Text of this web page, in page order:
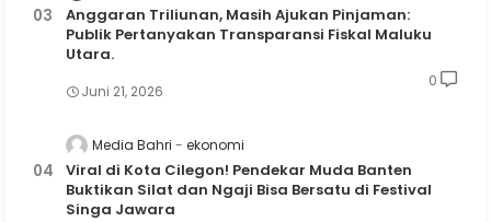
Anggaran Triliunan, Masih Ajukan Pinjaman:
Publik Pertanyakan Transparansi Fiskal Maluku
Utara.
Juni 21, 2026
0
Media Bahri ekonomi
Viral di Kota Cilegon! Pendekar Muda Banten
Buktikan Silat dan Ngaji Bisa Bersatu di Festival
Singa Jawara